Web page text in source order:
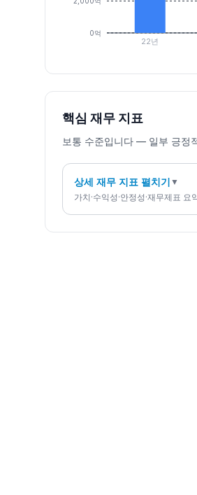
22년
0억
핵심 재무 지표
보통 수준입니다 — 일부 긍정
상세 재무 지표 펼치기 ▼
가치·수익성·안정성·재무제표 요